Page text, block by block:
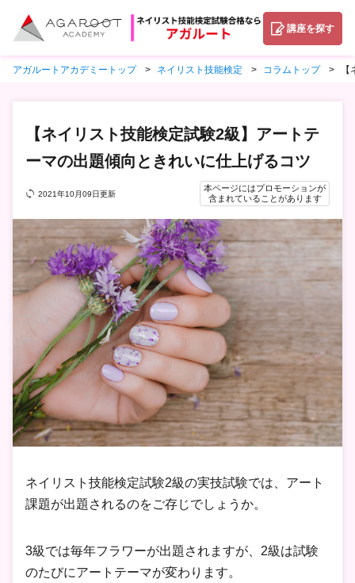
講座を探す
アガルートアカデミートップ ネイリスト技能検定 コラムトップ
【ネイリスト技能検定試験2級】アートテ
ーマの出題傾向ときれいに仕上げるコツ
2021年10月09日更新
本ページにはプロモーションが
含まれていることがあります
ネイリスト技能検定試験2級の実技試験では、アート
課題が出題されるのをご存じでしょうか。
3級では毎年フラワーが出題されますが、2級は試験
のたびにアートテーマが変わります。